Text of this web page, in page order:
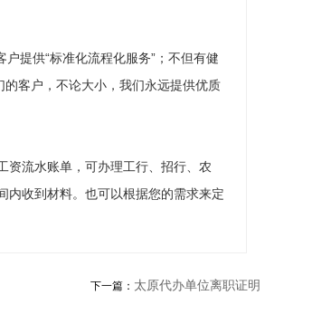
提供“标准化流程化服务”；不但有健
客户，不论大小，我们永远提供优质
资流水账单，可办理工行、招行、农
内收到材料。也可以根据您的需求来定
下一篇： 太原代办单位离职证明